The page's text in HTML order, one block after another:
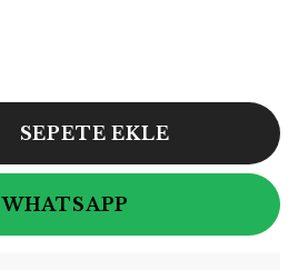
SEPETE EKLE
WHATSAPP